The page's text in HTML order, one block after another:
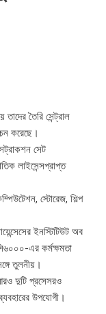
তৈরি সেন্ট্রাল
করেছে।
সেট
লাইসেন্সপ্রাপ্ত
স্টোরেজ, শিল্প
ইনস্টিটিউট অব
এর কর্মক্ষমতা
তুলনীয়।
দুটি প্রসেসরও
ব্যবহারের উপযোগী।